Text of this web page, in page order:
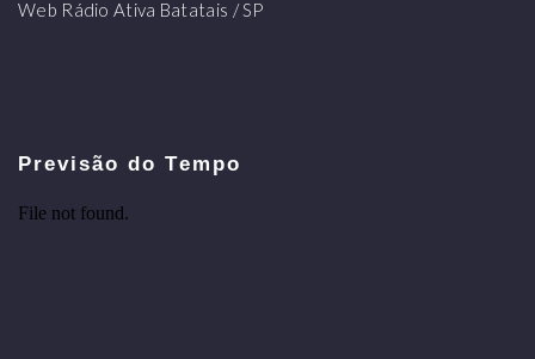
Web Rádio Ativa Batatais / SP
Previsão do Tempo